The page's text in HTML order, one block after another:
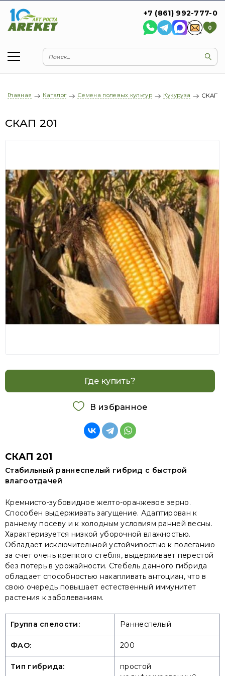
+7 (861) 992-777-0
0
Главная Каталог Семена полевых культур Кукуруза СКАП
СКАП 201
Где купить?
В избранное
СКАП 201
Стабильный раннеспелый гибрид с быстрой
влагоотдачей
Кремнисто-зубовидное желто-оранжевое зерно.
Способен выдерживать загущение. Адаптирован к
раннему посеву и к холодным условиям ранней весны.
Характеризуется низкой уборочной влажностью.
Обладает исключительной устойчивостью к полеганию
за счет очень крепкого стебля, выдерживает перестой
без потерь в урожайности. Стебель данного гибрида
обладает способностью накапливать антоциан, что в
свою очередь повышает естественный иммунитет
растения к заболеваниям.
Группа спелости: Раннеспелый
ФАО: 200
Тип гибрида:
простой